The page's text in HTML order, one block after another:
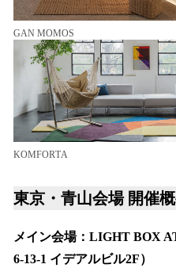
GAN MOMOS
KOMFORTA
東京・青山会場 開催
メイン会場：LIGHT BOX
6-13-1 イデアルビル2F）